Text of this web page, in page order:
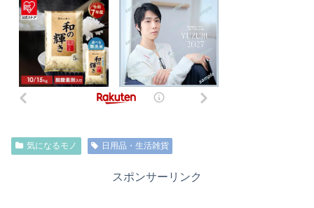
気になるモノ 日用品・生活雑貨
スポンサーリンク